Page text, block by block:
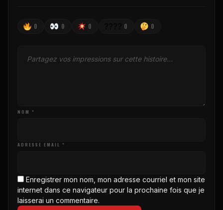
0 0 0 0 0
NOM *
ADRESSE EMAIL *
Enregistrer mon nom, mon adresse courriel et mon site
internet dans ce navigateur pour la prochaine fois que je
laisserai un commentaire.